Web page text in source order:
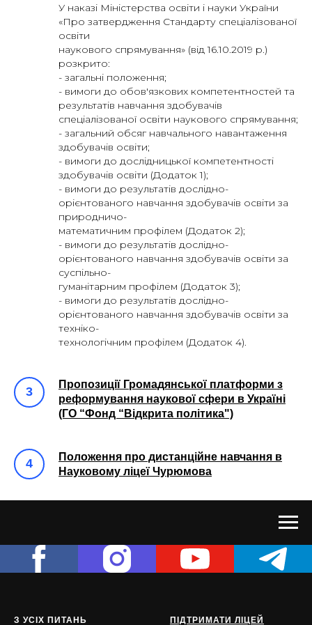
У наказі Міністерства освіти і науки України
«Про затвердження Стандарту спеціалізованої
освіти
наукового спрямування» (від 16.10.2019 р.)
розкрито:
- загальні положення;
- вимоги до обов'язкових компетентностей та
результатів навчання здобувачів
спеціалізованої освіти наукового спрямування;
- загальний обсяг навчального навантаження
здобувачів освіти;
- вимоги до дослідницької компетентності
здобувачів освіти (Додаток 1);
- вимоги до результатів дослідно-
орієнтованого навчання здобувачів освіти за
природничо-
математичним профілем (Додаток 2);
- вимоги до результатів дослідно-
орієнтованого навчання здобувачів освіти за
суспільно-
гуманітарним профілем (Додаток 3);
- вимоги до результатів дослідно-
орієнтованого навчання здобувачів освіти за
техніко-
технологічним профілем (Додаток 4).
Пропозиції Громадянської платформи з
реформування наукової сфери в Україні
(ГО “Фонд “Відкрита політика")
Положення про дистанційне навчання в
Науковому ліцеї Чурюмова
З УСІХ ПИТАНЬ ПІДТРИМАТИ ЛІЦЕЙ